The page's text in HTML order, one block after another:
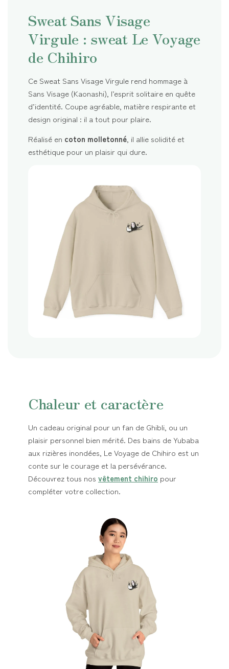
Sweat Sans Visage
Virgule : sweat Le Voyage
de Chihiro
Ce Sweat Sans Visage Virgule rend hommage à
Sans Visage (Kaonashi), l’esprit solitaire en quête
d’identité. Coupe agréable, matière respirante et
design original : il a tout pour plaire.
Réalisé en coton molletonné , il allie solidité et
esthétique pour un plaisir qui dure.
Chaleur et caractère
Un cadeau original pour un fan de Ghibli, ou un
plaisir personnel bien mérité. Des bains de Yubaba
aux rizières inondées, Le Voyage de Chihiro est un
conte sur le courage et la persévérance.
Découvrez tous nos vêtement chihiro pour
compléter votre collection.